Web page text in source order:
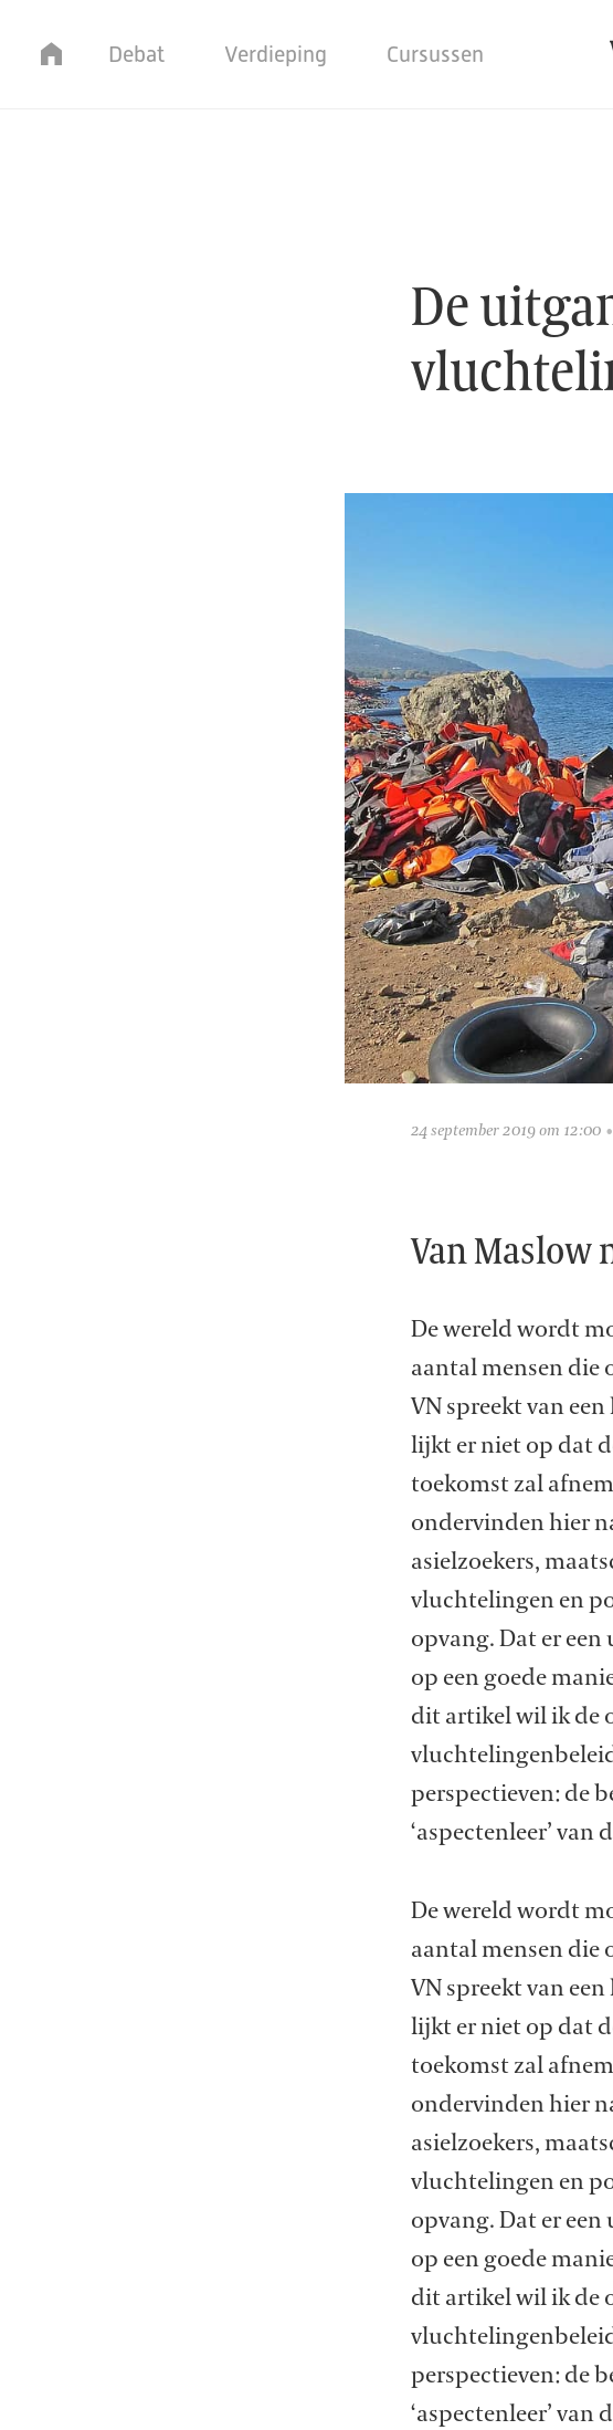
HomeDebat Verdieping Cursussen
De uitgangspunten van
De
24 september 2019 om 12:00
Van Maslow
De wereld wordt
aantal mensen die
VN spreekt van
lijkt er niet op dat
toekomst zal
ondervinden hier
asielzoekers,
vluchtelingen en
opvang. Dat er
op een goede
dit artikel wil ik de
perspectieven: de
‘aspectenleer’
De wereld wordt
aantal mensen die
VN spreekt van
lijkt er niet op dat
toekomst zal
ondervinden hier
asielzoekers,
vluchtelingen en
opvang. Dat er
op een goede
dit artikel wil ik de
perspectieven: de
‘aspectenleer’